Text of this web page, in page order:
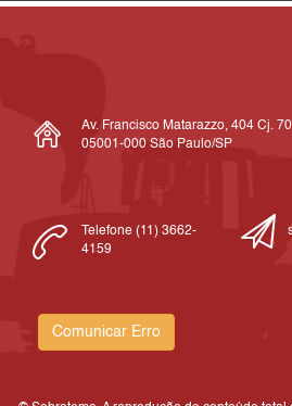
Av. Francisco Matarazzo, 404 Cj.
05001-000 São Paulo/SP
Telefone (11) 3662-
4159
Comunicar Erro